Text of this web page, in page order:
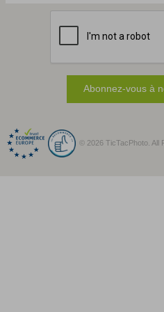
Abonnez-vous à
© 2026 TicTacPhoto. All